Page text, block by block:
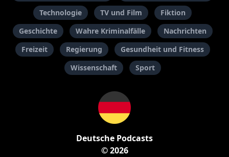
Technologie
TV und Film
Fiktion
Geschichte
Wahre Kriminalfälle
Nachrichten
Freizeit
Regierung
Gesundheit und Fitness
Wissenschaft
Sport
Deutsche Podcasts
© 2026